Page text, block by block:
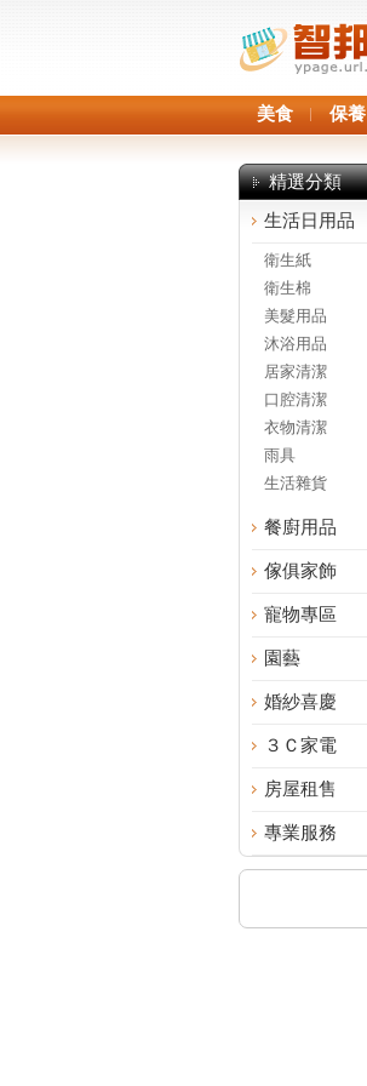
美食 保養
精選分類
生活日用品
衛生紙
衛生棉
美髮用品
沐浴用品
居家清潔
口腔清潔
衣物清潔
雨具
生活雜貨
餐廚用品
傢俱家飾
寵物專區
園藝
婚紗喜慶
３Ｃ家電
房屋租售
專業服務